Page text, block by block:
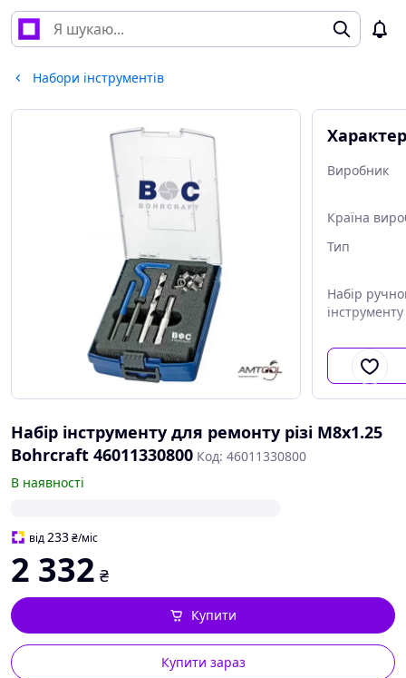
Набори інструментів
Виробник
Країна
Тип
Набір
інструменту
Тип
Набір інструменту для ремонту різі M8х1.25
Bohrcraft 46011330800 Код: 46011330800
В наявності
від233₴/міс
2 332 ₴
Купити зараз
Купити